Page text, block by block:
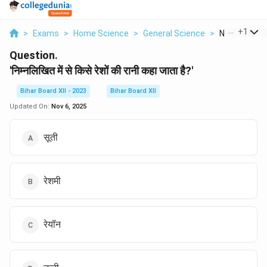
> Exams > Home Science > General Science > Nimnalikhit
+1
Question.
'निम्नलिखित में से किसे रेशों की रानी कहा जाता है?'
Bihar Board XII - 2023
Bihar Board XII
Updated On: Nov 6, 2025
सूती
रेशमी
रेयॉन